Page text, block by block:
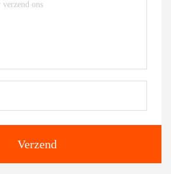
Verzend